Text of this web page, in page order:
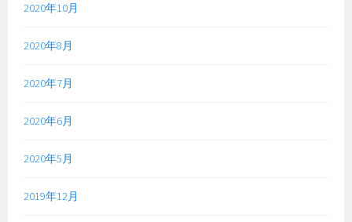
2020年10月
2020年8月
2020年7月
2020年6月
2020年5月
2019年12月